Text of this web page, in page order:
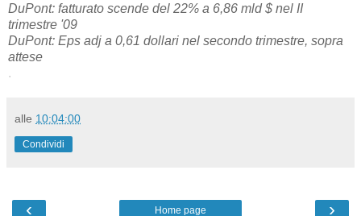
DuPont: fatturato scende del 22% a 6,86 mld $ nel II
trimestre '09
DuPont: Eps adj a 0,61 dollari nel secondo trimestre, sopra
attese
.
alle 10:04:00
Condividi
‹ ›
Home page